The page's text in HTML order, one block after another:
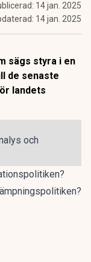
14 jan. 2025
14 jan. 2025
sägs styra i en
de senaste
landets
och